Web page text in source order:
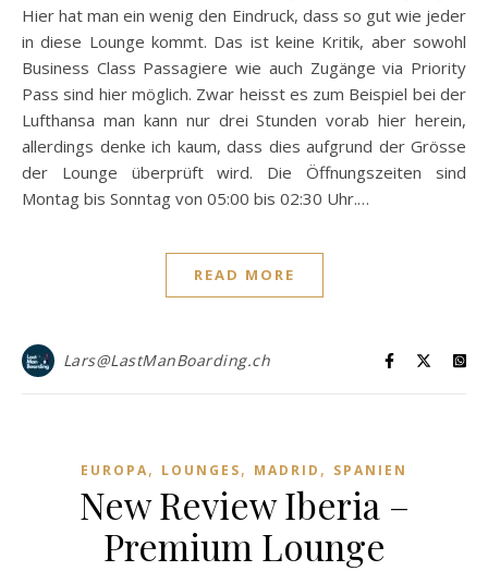
Hier hat man ein wenig den Eindruck, dass so gut wie jeder
in diese Lounge kommt. Das ist keine Kritik, aber sowohl
Business Class Passagiere wie auch Zugänge via Priority
Pass sind hier möglich. Zwar heisst es zum Beispiel bei der
Lufthansa man kann nur drei Stunden vorab hier herein,
allerdings denke ich kaum, dass dies aufgrund der Grösse
der Lounge überprüft wird. Die Öffnungszeiten sind
Montag bis Sonntag von 05:00 bis 02:30 Uhr.…
READ MORE
Lars@LastManBoarding.ch
EUROPA, LOUNGES, MADRID , SPANIEN
New Review Iberia –
Premium Lounge